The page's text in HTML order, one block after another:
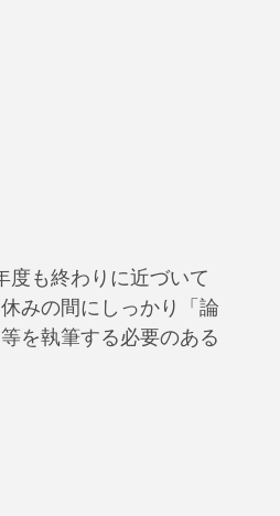
度も終わりに近づいて
みの間にしっかり「論
を執筆する必要のある